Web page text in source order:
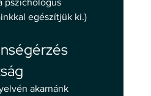
egészítjük ki.)
akarnánk